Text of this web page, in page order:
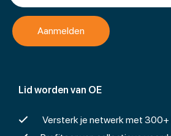
Lid worden van OE
Versterk je netwerk met 300+